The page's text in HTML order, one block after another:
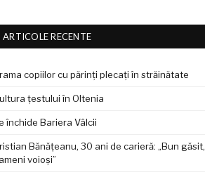
ARTICOLE RECENTE
copiilor cu părinți plecați în străinătate
țestului în Oltenia
închide Bariera Vâlcii
Bănățeanu, 30 ani de carieră: „Bun găsit,
voioși”